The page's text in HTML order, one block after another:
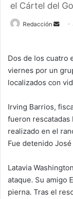
el Cártel del
Redacción
d
a
n
m
a
l
Dos de los cuatro
viernes por un
localizados con
Irving Barrios,
fueron rescatadas
realizado en el
Fue detenido José
Latavia
ataque. Su amigo
pierna. Tras el